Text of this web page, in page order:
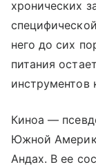
хронических
него до сих
питания
инструментов
Киноа —
Южной
Андах. В ее